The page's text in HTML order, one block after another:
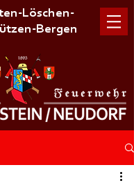
Löschen-
Bergen